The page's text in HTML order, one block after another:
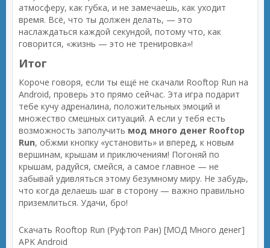
атмосферу, как губка, и не замечаешь, как уходит
время. Всё, что ты должен делать, — это
наслаждаться каждой секундой, потому что, как
говорится, «жизнь — это не тренировка»!
Итог
Короче говоря, если ты ещё не скачали Rooftop Run на
Android, проверь это прямо сейчас. Эта игра подарит
тебе кучу адреналина, положительных эмоций и
множество смешных ситуаций. А если у тебя есть
возможность заполучить мод много денег Rooftop
Run, обжми кнопку «установить» и вперед, к новым
вершинам, крышам и приключениям! Погоняй по
крышам, радуйся, смейся, а самое главное — не
забывай удивляться этому безумному миру. Не забудь,
что когда делаешь шаг в сторону — важно правильно
приземлиться. Удачи, бро!
Скачать Rooftop Run (Руфтоп Ран) [МОД Много денег]
APK Android